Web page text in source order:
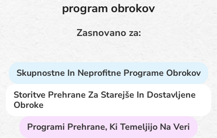
program obrokov
Zasnovano za:
Skupnostne In Neprofitne Programe Obrokov
Storitve Prehrane Za Starejše In Dostavljene
Obroke
Programi Prehrane, Ki Temeljijo Na Veri